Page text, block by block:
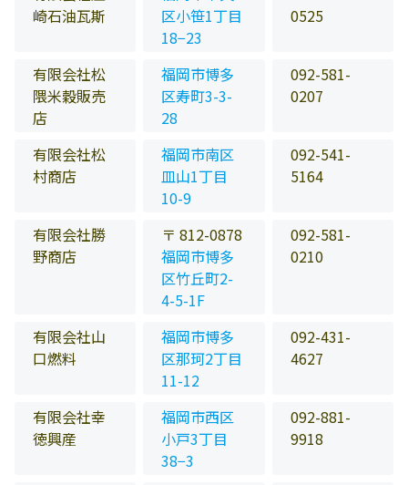
崎石油瓦斯
区小笹1丁目
18−23
0525
有限会社松
隈米穀販売
店
福岡市博多
区寿町3-3-
28
092-581-
0207
有限会社松
村商店
福岡市南区
皿山1丁目
10-9
092-541-
5164
有限会社勝
野商店
〒 812-0878
福岡市博多
区竹丘町2-
4-5-1F
092-581-
0210
有限会社山
口燃料
福岡市博多
区那珂2丁目
11-12
092-431-
4627
有限会社幸
徳興産
福岡市西区
小戸3丁目
38−3
092-881-
9918